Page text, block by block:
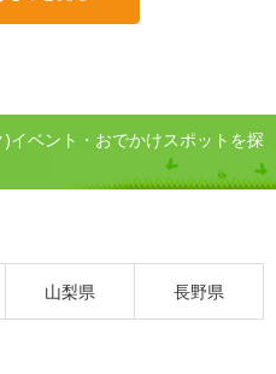
イベント・おでかけスポットを探
山梨県 長野県